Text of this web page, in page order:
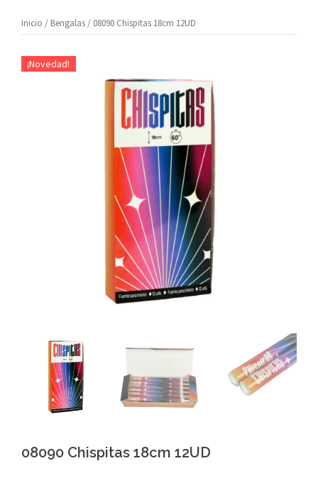
Inicio / Bengalas / 08090 Chispitas 18cm 12UD
¡Novedad!
08090 Chispitas 18cm 12UD